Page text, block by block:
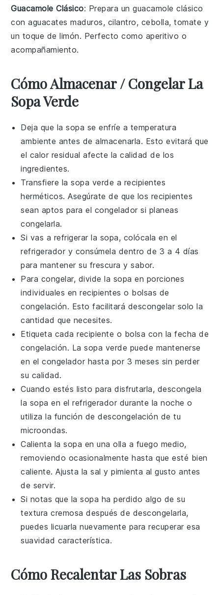
Guacamole Clásico: Prepara unguacamole clásico
conaguacates maduros, cilantro, cebolla,tomate y
un toque delimón. Perfecto como aperitivo o
acompañamiento.
Cómo Almacenar / Congelar La
Sopa Verde
Deja que lasopa se enfríe a temperatura
ambiente antes de almacenarla. Esto evitará que
el calor residual afecte la calidad de los
ingredientes.
Transfiere lasopa verde a recipientes
herméticos. Asegúrate de que los recipientes
sean aptos para el congelador si planeas
congelarla.
Si vas a refrigerar la sopa, colócala en el
refrigerador y consúmela dentro de 3 a 4 días
para mantener su frescura y sabor.
Para congelar, divide la sopa en porciones
individuales en recipientes o bolsas de
congelación. Esto facilitará descongelar solo la
cantidad que necesites.
Etiqueta cada recipiente o bolsa con la fecha de
congelación. Lasopa verde puede mantenerse
en el congelador hasta por 3 meses sin perder
su calidad.
Cuando estés listo para disfrutarla, descongela
la sopa en el refrigerador durante la noche o
utiliza la función de descongelación de tu
microondas.
Calienta lasopa en una olla a fuego medio,
removiendo ocasionalmente hasta que esté bien
caliente. Ajusta lasal ypimienta al gusto antes
de servir.
Si notas que lasopa ha perdido algo de su
textura cremosa después de descongelarla,
puedes licuarla nuevamente para recuperar esa
suavidad característica.
Cómo Recalentar Las Sobras